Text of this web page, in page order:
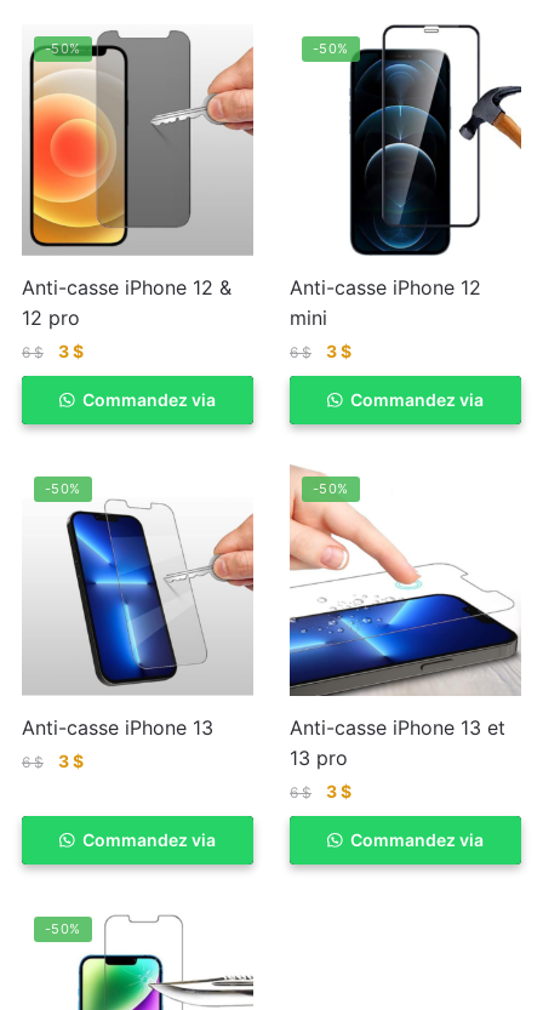
-50%
Anti-casse iPhone 12 &
12 pro
6$ 3$
ACHETER
Commandez via
-50%
Anti-casse iPhone 12
mini
6$ 3$
ACHETER
Commandez via
-50%
Anti-casse iPhone 13
6$ 3$
ACHETER
Commandez via
-50%
Anti-casse iPhone 13 et
13 pro
6$ 3$
ACHETER
Commandez via
-50%